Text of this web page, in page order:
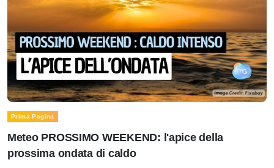
Prima Pagina
Meteo PROSSIMO WEEKEND: l'apice della
prossima ondata di caldo